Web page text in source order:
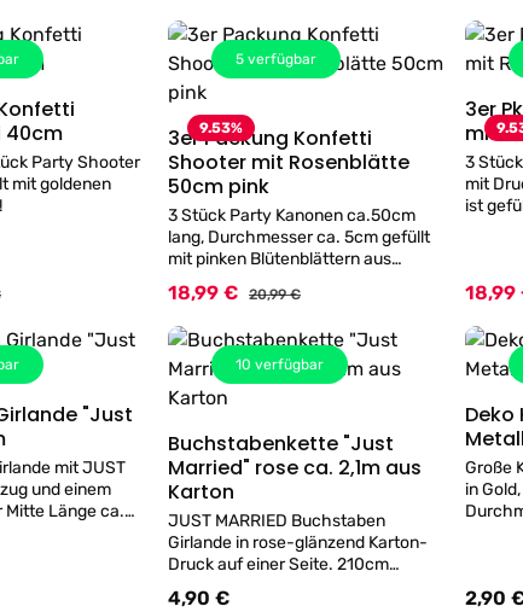
40cm
Party Shooter
mit goldenen
Preis:
5 verfügbar
9.53%
Details
3er Packung Konfetti
Shooter mit Rosenblätte
50cm pink
3 Stück Party Kanonen ca.50cm
lang, Durchmesser ca. 5cm gefüllt
mit pinken Blütenblättern aus
Polyester Steighöhe ca. 5-8 Meter
Verkaufspreis:
18,99 € Regulärer Preis:
20,99 €
3er
mit
3
mit
ist
18,99
"Just
mit JUST
und einem
Mitte Länge ca.
10 verfügbar
Details
Buchstabenkette "Just
Married" rose ca. 2,1m aus
Karton
JUST MARRIED Buchstaben
Girlande in rose-glänzend Karton-
Druck auf einer Seite. 210cm
Buchstabenhöhe ca. 14,5 cm
Regulärer Preis:
4,90 €
Deko
Große
in
2,90